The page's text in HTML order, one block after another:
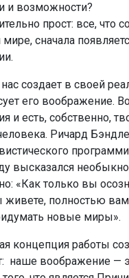
и возможности?
прост: все, что
сначала
создает в своей
его воображение.
и есть, собственно,
Ричард
высказался
«Как только вы
живете, полностью
новые миры».
концепция работы
наше воображение —